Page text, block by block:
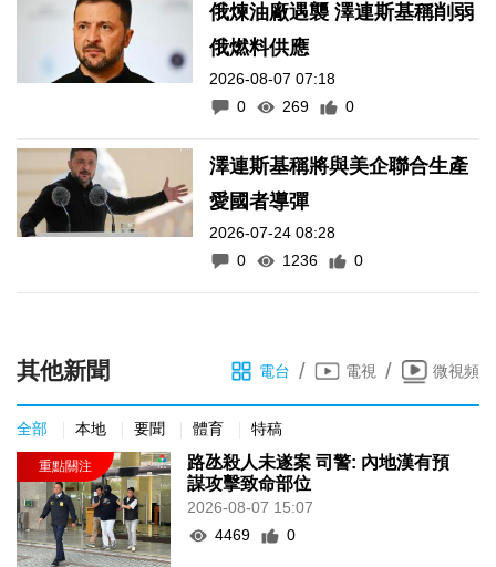
俄煉油廠遇襲 澤連斯基稱削弱
俄燃料供應
2026-08-07 07:18
0
269 0
澤連斯基稱將與美企聯合生產
愛國者導彈
2026-07-24 08:28
0
1236 0
其他新聞 電台 / 電視 / 微視頻
全部 本地 要聞 體育 特稿
路氹殺人未遂案 司警: 內地漢有預
謀攻擊致命部位
2026-08-07 15:07
4469
0